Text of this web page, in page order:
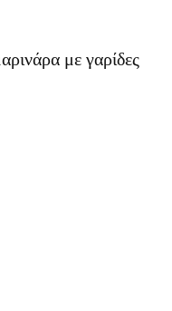
με γαρίδες